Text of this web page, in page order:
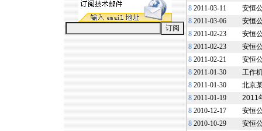
8 2011-03-11
安恒
8 2011-03-06
安恒
8 2011-02-23
安恒
8 2011-02-23
安恒
8 2011-02-21
安恒
8 2011-01-30
工作
8 2011-01-30
北京
8 2011-01-19
2011
8 2010-12-17
安恒
8 2010-10-29
安恒